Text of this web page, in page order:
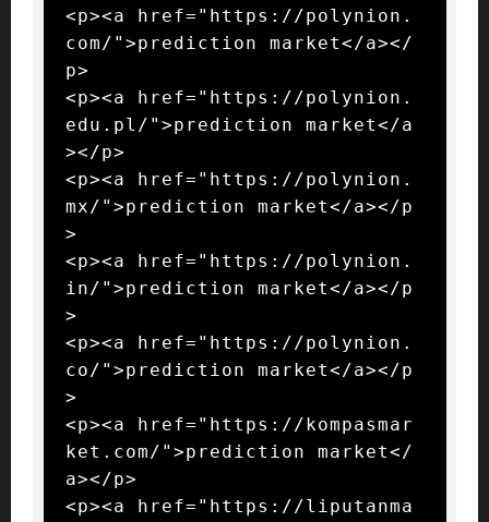
<p><a href="https://polynion.
com/">prediction market</a></
p>
<p><a href="https://polynion.
edu.pl/">prediction market</a
></p>
<p><a href="https://polynion.
mx/">prediction market</a></p
>
<p><a href="https://polynion.
in/">prediction market</a></p
>
<p><a href="https://polynion.
co/">prediction market</a></p
>
<p><a href="https://kompasmar
ket.com/">prediction market</
a></p>
<p><a href="https://liputanma